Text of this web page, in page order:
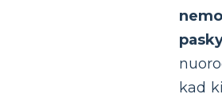
kad